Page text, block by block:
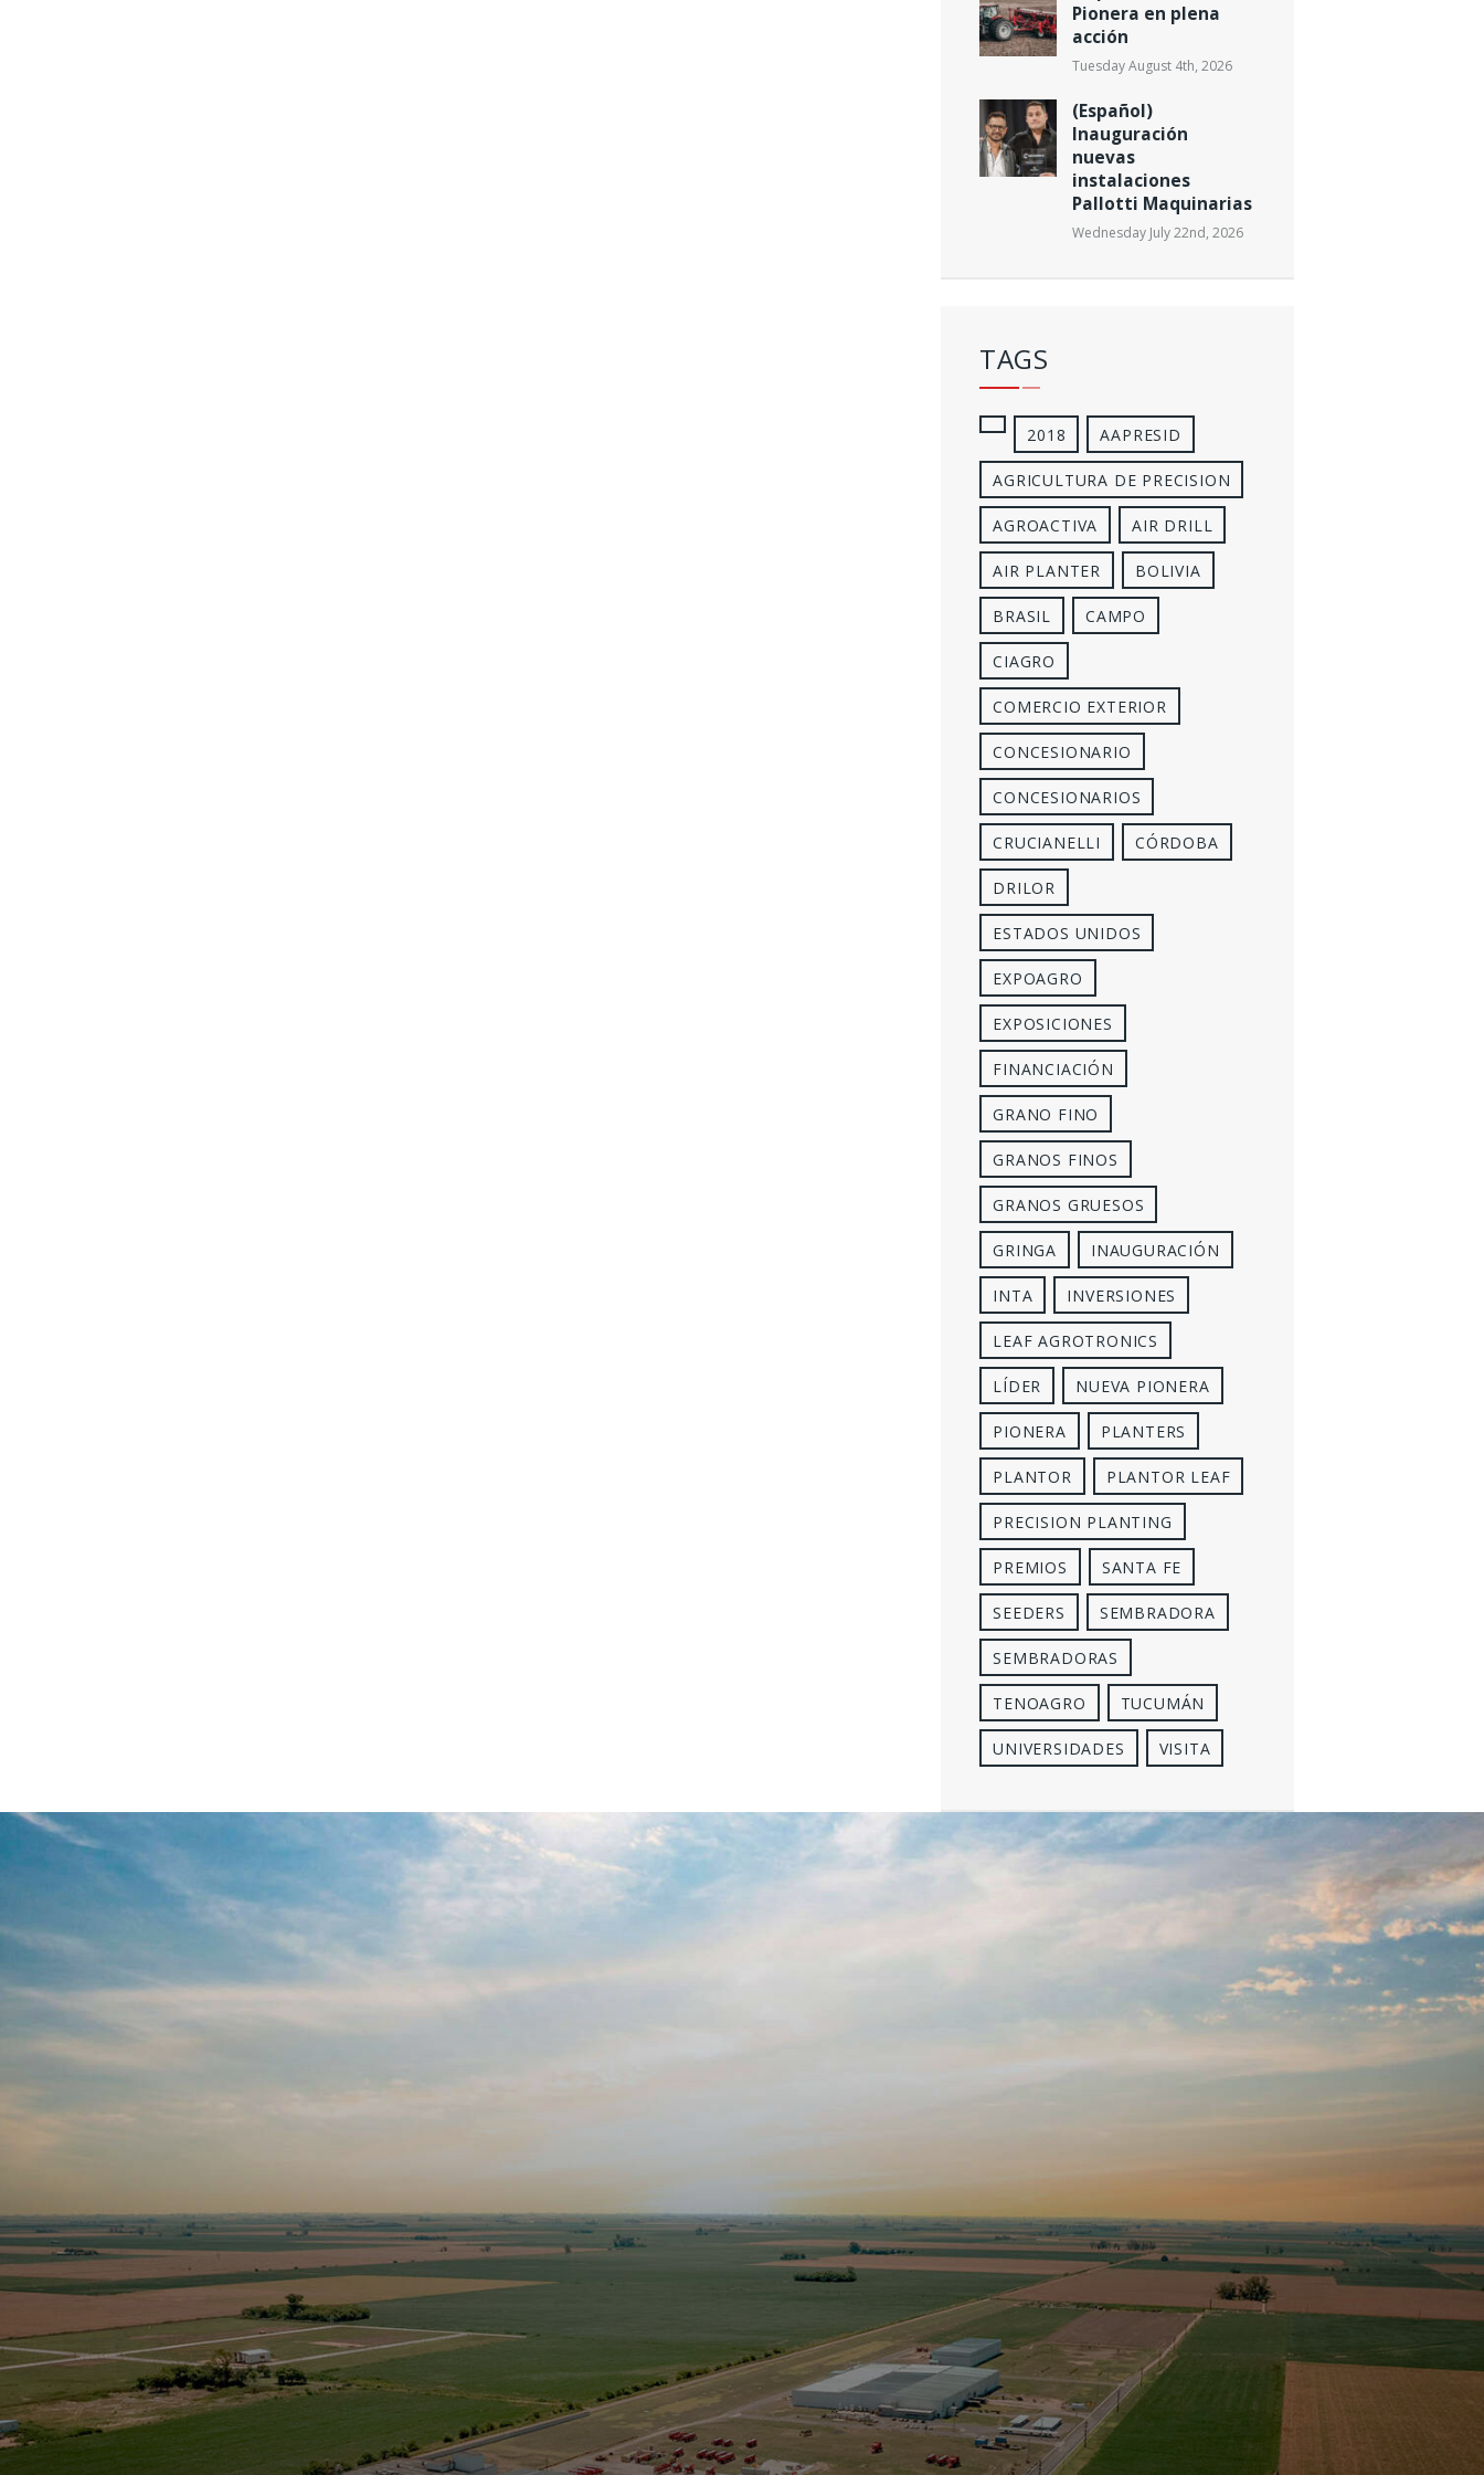
Pionera en plena
acción
Tuesday August 4th, 2026
(Español)
Inauguración
nuevas
instalaciones
Pallotti Maquinarias
Wednesday July 22nd, 2026
TAGS
2018 AAPRESID
AGRICULTURA DE PRECISION
AGROACTIVA AIR DRILL
AIR PLANTER BOLIVIA
BRASIL CAMPO
CIAGRO
COMERCIO EXTERIOR
CONCESIONARIO
CONCESIONARIOS
CRUCIANELLI CÓRDOBA
DRILOR
ESTADOS UNIDOS
EXPOAGRO
EXPOSICIONES
FINANCIACIÓN
GRANO FINO
GRANOS FINOS
GRANOS GRUESOS
GRINGA INAUGURACIÓN
INTA INVERSIONES
LEAF AGROTRONICS
LÍDER NUEVA PIONERA
PIONERA PLANTERS
PLANTOR PLANTOR LEAF
PRECISION PLANTING
PREMIOS SANTA FE
SEEDERS SEMBRADORA
SEMBRADORAS
TENOAGRO TUCUMÁN
UNIVERSIDADES VISITA